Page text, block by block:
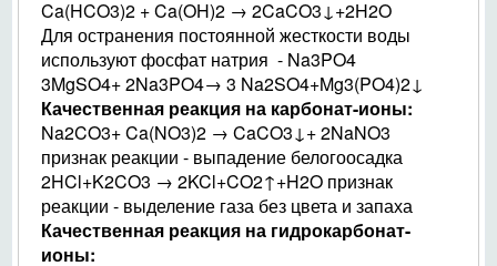
Ca(HCO3)2 + Ca(OH)2 → 2CaCO3↓+2H2O
Для остранения постоянной жесткости воды
используют фосфат натрия - Na3PO4
3MgSO4+ 2Na3PO4→ 3 Na2SO4+Mg3(PO4)2↓
Качественная реакция на карбонат-ионы:
Na2CO3+ Ca(NO3)2 → CaCO3↓+ 2NaNO3
признак реакции - выпадение белогоосадка
2HCl+K2CO3 → 2KCl+CO2↑+H2O признак
реакции - выделение газа без цвета и запаха
Качественная реакция на гидрокарбонат-
ионы: